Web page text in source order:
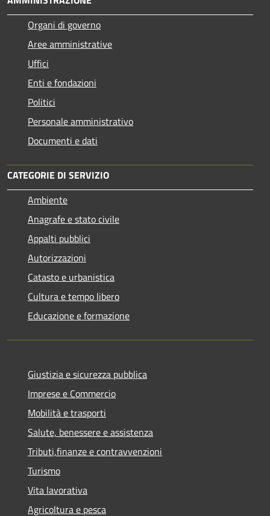
Organi di governo
Aree amministrative
Uffici
Enti e fondazioni
Politici
Personale amministrativo
Documenti e dati
CATEGORIE DI SERVIZIO
Ambiente
Anagrafe e stato civile
Appalti pubblici
Autorizzazioni
Catasto e urbanistica
Cultura e tempo libero
Educazione e formazione
Giustizia e sicurezza pubblica
Imprese e Commercio
Mobilità e trasporti
Salute, benessere e assistenza
Tributi,finanze e contravvenzioni
Turismo
Vita lavorativa
Agricoltura e pesca